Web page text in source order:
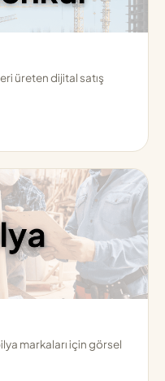
üreten dijital satış
markaları için görsel